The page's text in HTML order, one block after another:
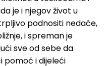
je i njegov život u
podnositi nedaće,
i spreman je
sve od sebe da
pomoć i dijeleći